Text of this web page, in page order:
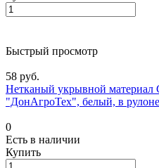
Быстрый просмотр
58 руб.
Нетканый укрывной
"ДонАгроТех", белый, в рулоне
0
Есть в наличии
Купить